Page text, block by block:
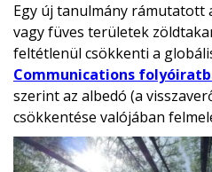
Egy új tanulmány rámutatott
vagy füves területek
feltétlenül csökkenti a
Communications
szerint az albedó (a
csökkentése valójában